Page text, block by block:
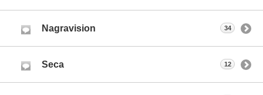
Nagravision 34
Seca 12